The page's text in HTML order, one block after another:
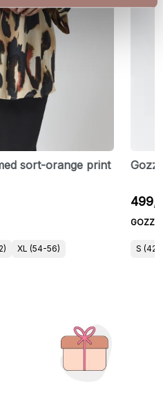
sort-orange print
XL (54-56)
GOZZIP
S (42-